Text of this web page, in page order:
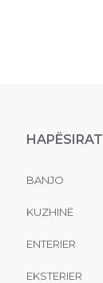
HAPËSIRAT
BANJO
KUZHINË
ENTERIER
EKSTERIER